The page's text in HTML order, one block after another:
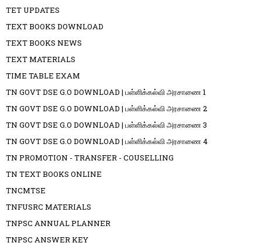
TET UPDATES
TEXT BOOKS DOWNLOAD
TEXT BOOKS NEWS
TEXT MATERIALS
TIME TABLE EXAM
TN GOVT DSE G.O DOWNLOAD | பள்ளிக்கல்வி அரசாணை 1
TN GOVT DSE G.O DOWNLOAD | பள்ளிக்கல்வி அரசாணை 2
TN GOVT DSE G.O DOWNLOAD | பள்ளிக்கல்வி அரசாணை 3
TN GOVT DSE G.O DOWNLOAD | பள்ளிக்கல்வி அரசாணை 4
TN PROMOTION - TRANSFER - COUSELLING
TN TEXT BOOKS ONLINE
TNCMTSE
TNFUSRC MATERIALS
TNPSC ANNUAL PLANNER
TNPSC ANSWER KEY